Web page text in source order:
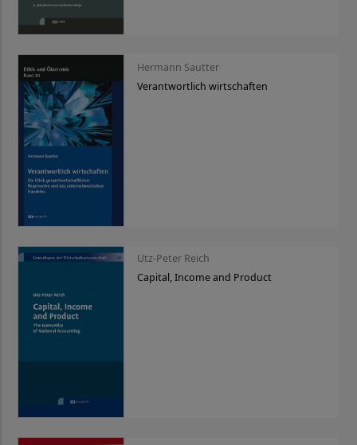
Hermann Sautter
Verantwortlich wirtschaften
Utz-Peter Reich
Capital, Income and Product